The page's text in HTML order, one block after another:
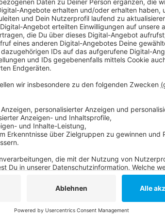
Anzeige
Für die Fortuna wird es dagegen erst heute
Aufstiegskonkurrenten Kiel in der Arena und
direkten Aufstiegsplätze zu verlieren. Aktuell
übertragen das Spiel wie gewohnt live.
Die Homepage von Borussia Düsseldorf!
Vorbericht auf das Kiel-Heimspiel!
Überragender Brady führt Tampa Bay zum